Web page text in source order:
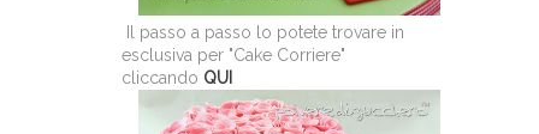
Il passo a passo lo potete trovare in
esclusiva per "Cake Corriere"
cliccando QUI